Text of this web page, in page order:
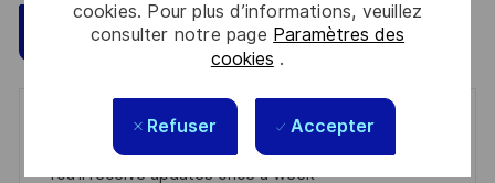
cookies. Pour plus d’informations, veuillez
consulter notre page Paramètres des
cookies .
Refuser Accepter
Postulez maintenant Sauvegarder
Get notified for similar jobs
You'll receive updates once a week